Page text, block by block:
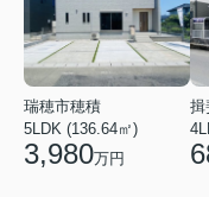
瑞穂市穂積
5LDK (136.64㎡)
3,980万円
揖